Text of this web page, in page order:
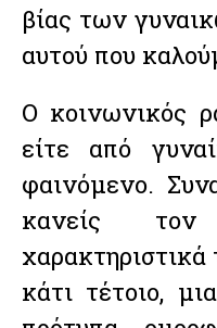
βίας των
αυτού που
Ο κοινωνικός
είτε από
φαινόμενο.
κανείς τον
κάτι τέτοιο,